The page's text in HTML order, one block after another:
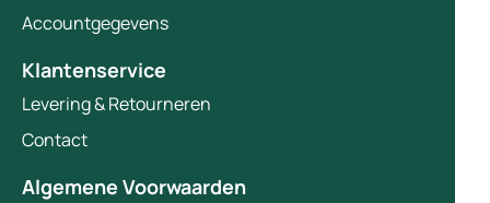
Accountgegevens
Klantenservice
Levering & Retourneren
Contact
Algemene Voorwaarden